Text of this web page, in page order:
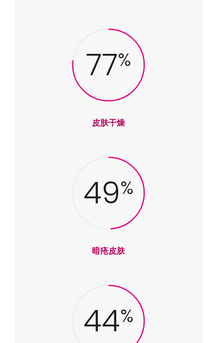
77%
皮肤干燥
49%
暗疮皮肤
44%